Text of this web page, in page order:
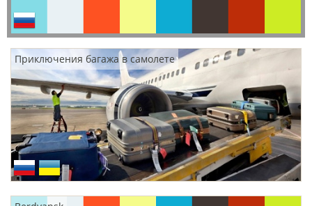
Приключения багажа в самолете